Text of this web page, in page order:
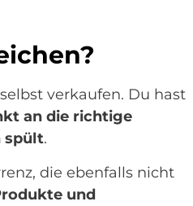
verkaufen. Du hast
an die richtige
spült.
die ebenfalls nicht
und